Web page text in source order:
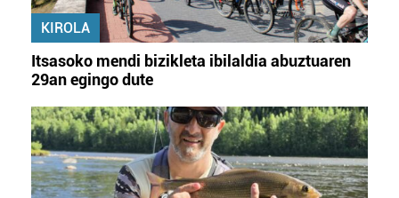
KIROLA
Itsasoko mendi bizikleta ibilaldia abuztuaren
29an egingo dute